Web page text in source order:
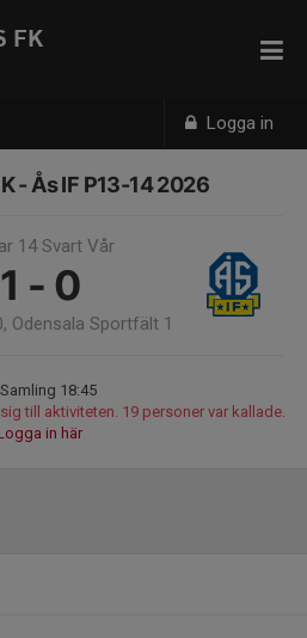
Logga in
FK
- Ås IF P13-14 2026
14 Svart Vår
1 - 0
Odensala Sportfält 1
Samling 18:45
till aktiviteten. 19 personer var kallade.
in här